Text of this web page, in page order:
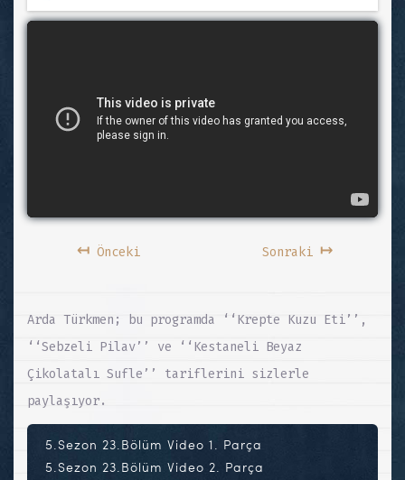
↤Önceki Sonraki ↦
Arda Türkmen; bu programda ‘‘Krepte Kuzu Eti’’,
‘‘Sebzeli Pilav’’ ve ‘‘Kestaneli Beyaz
Çikolatalı Sufle’’ tariflerini sizlerle
paylaşıyor.
5.Sezon 23.Bölüm Video 1. Parça
5.Sezon 23.Bölüm Video 2. Parça